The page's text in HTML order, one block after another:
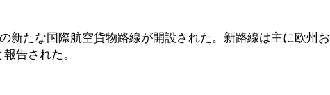
新たな国際航空貨物路線が開設された。新路線は主に欧州お
告された。